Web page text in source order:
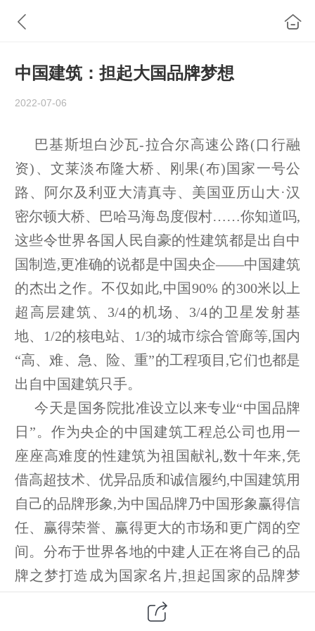
中国建筑：担起大国品牌梦想
2022-07-06
巴基斯坦白沙瓦-拉合尔高速公路(口行融
资)、文莱淡布隆大桥、刚果(布)国家一号公
路、阿尔及利亚大清真寺、美国亚历山大·汉
密尔顿大桥、巴哈马海岛度假村……你知道吗,
这些令世界各国人民自豪的性建筑都是出自中
国制造,更准确的说都是中国央企——中国建筑
的杰出之作。不仅如此,中国90% 的300米以上
超高层建筑、3/4的机场、3/4的卫星发射基
地、1/2的核电站、1/3的城市综合管廊等,国内
“高、难、急、险、重”的工程项目,它们也都是
出自中国建筑只手。
今天是国务院批准设立以来专业“中国品牌
日”。作为央企的中国建筑工程总公司也用一
座座高难度的性建筑为祖国献礼,数十年来,凭
借高超技术、优异品质和诚信履约,中国建筑用
自己的品牌形象,为中国品牌乃中国形象赢得信
任、赢得荣誉、赢得更大的市场和更广阔的空
间。分布于世界各地的中建人正在将自己的品
牌之梦打造成为国家名片,担起国家的品牌梦
想。“中国建筑”的品牌故事既是一家全球较大
投资建设企业的经历,也是时代的注脚。